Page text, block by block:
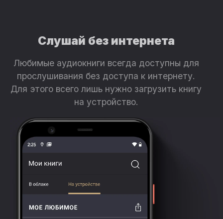
Слушай без интернета
Любимые аудиокниги всегда доступны для
прослушивания без доступа к интернету.
Для этого всего лишь нужно загрузить книгу
на устройство.